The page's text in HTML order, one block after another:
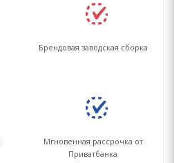
Брендовая заводская сборка
Мгновенная рассрочка от
Приватбанка